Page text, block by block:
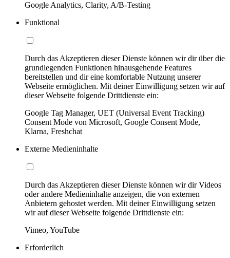
Google Analytics, Clarity, A/B-Testing
Funktional
Durch das Akzeptieren dieser Dienste können wir dir über die
grundlegenden Funktionen hinausgehende Features
bereitstellen und dir eine komfortable Nutzung unserer
Webseite ermöglichen. Mit deiner Einwilligung setzen wir auf
dieser Webseite folgende Drittdienste ein:
Google Tag Manager, UET (Universal Event Tracking)
Consent Mode von Microsoft, Google Consent Mode,
Klarna, Freshchat
Externe Medieninhalte
Durch das Akzeptieren dieser Dienste können wir dir Videos
oder andere Medieninhalte anzeigen, die von externen
Anbietern gehostet werden. Mit deiner Einwilligung setzen
wir auf dieser Webseite folgende Drittdienste ein:
Vimeo, YouTube
Erforderlich